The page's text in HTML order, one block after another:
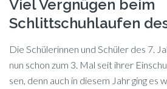
Viel Vergnügen beim
Schlittschuhlaufen
Die Schü­le­rin­nen und Schü­ler des 7.
nun schon zum 3. Mal seit ih­rer
sen, denn auch in die­sem Jahr ging es